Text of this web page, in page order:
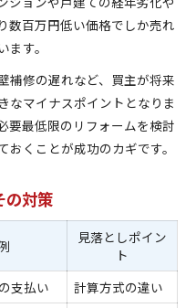
数百万円低い価格でしか売れ
す。
補修の遅れなど、買主が将来
なマイナスポイントとなりま
要最低限のリフォームを検討
くことが成功のカギです。
の対策
見落としポイン
ト
支払い
計算方式の違い